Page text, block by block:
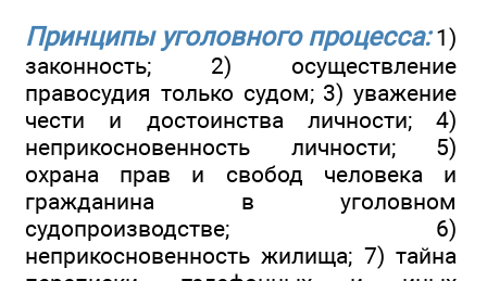
Принципы уголовного процесса:1)
законность; 2) осуществление
правосудия только судом; 3) уважение
чести и достоинства личности; 4)
неприкосновенность личности; 5)
охрана прав и свобод человека и
гражданина в уголовном
судопроизводстве; 6)
неприкосновенность жилища; 7) тайна